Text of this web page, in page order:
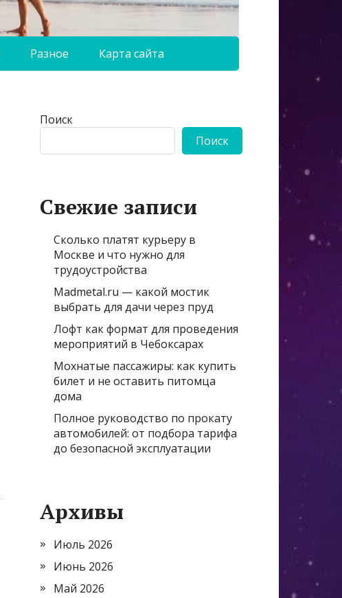
Разное Карта сайта
Поиск
Поиск
Свежие записи
Сколько платят курьеру в
Москве и что нужно для
трудоустройства
Madmetal.ru — какой мостик
выбрать для дачи через пруд
Лофт как формат для проведения
мероприятий в Чебоксарах
Мохнатые пассажиры: как купить
билет и не оставить питомца
дома
Полное руководство по прокату
автомобилей: от подбора тарифа
до безопасной эксплуатации
Архивы
Июль 2026
Июнь 2026
Май 2026